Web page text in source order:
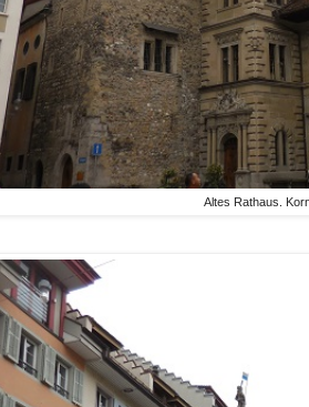
Altes Rathaus.